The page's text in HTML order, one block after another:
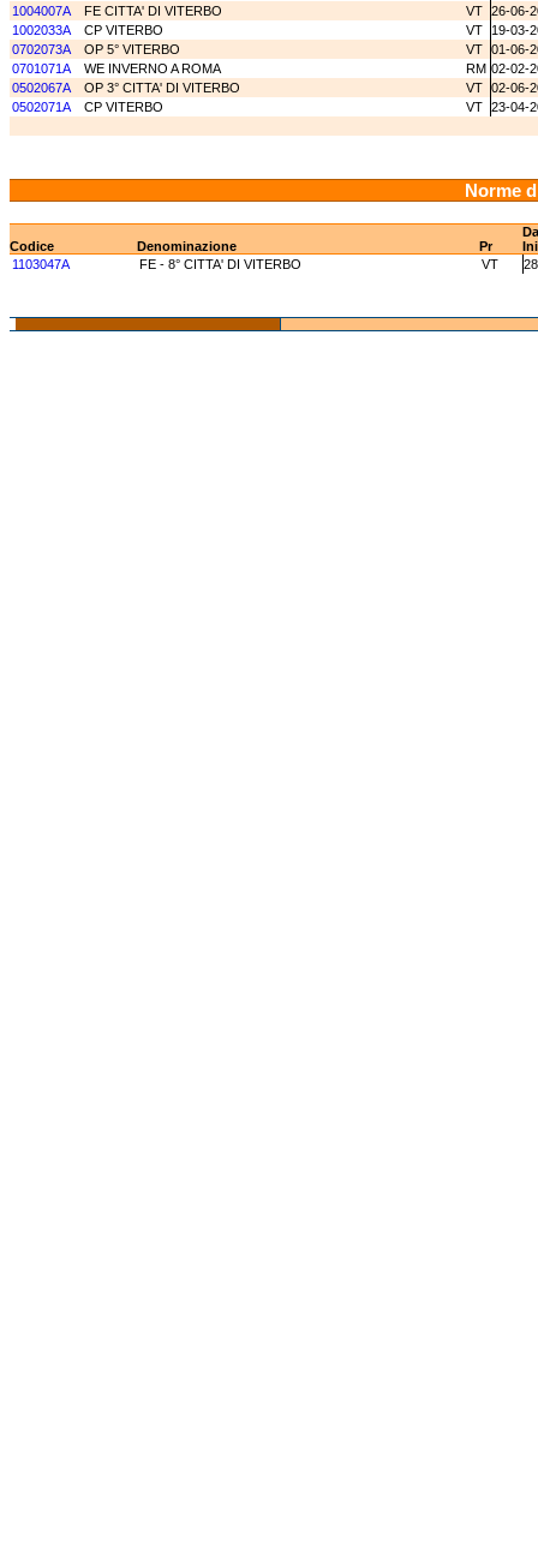
1004007A
FE CITTA' DI VITERBO VT 26-06-
1002033A
CP VITERBO VT
19-03-
0702073A
OP 5° VITERBO VT 01-06-
0701071A
WE INVERNO A ROMA RM 02-02-
0502067A
OP 3° CITTA' DI VITERBO VT 02-06-
0502071A
CP VITERBO VT 23-04-
Norme
Codice
Denominazione Pr
1103047A
FE - 8° CITTA' DI VITERBO VT